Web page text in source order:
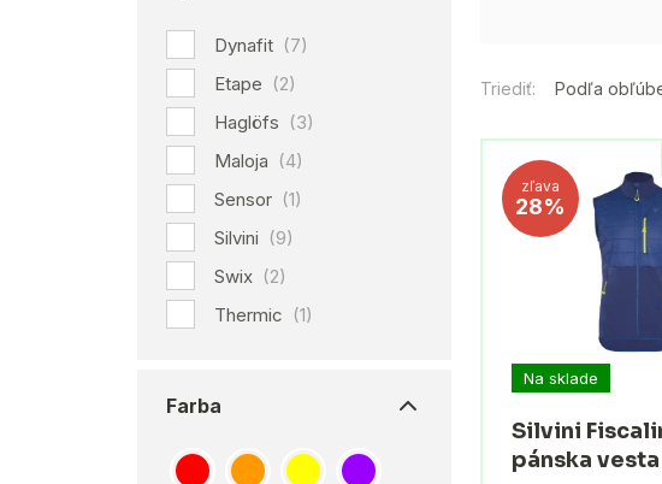
Dynafit (7)
Etape (2)
Haglöfs (3)
Maloja (4)
Sensor (1)
Silvini (9)
Swix (2)
Thermic (1)
Farba
Triediť: Podľa
zľava
28%
Na sklade
Silvini
pánska